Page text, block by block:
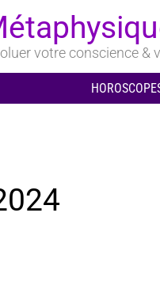
votre conscience &